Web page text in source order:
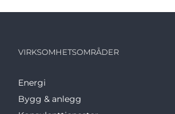
VIRKSOMHETSOMRÅDER
Energi
Bygg & anlegg